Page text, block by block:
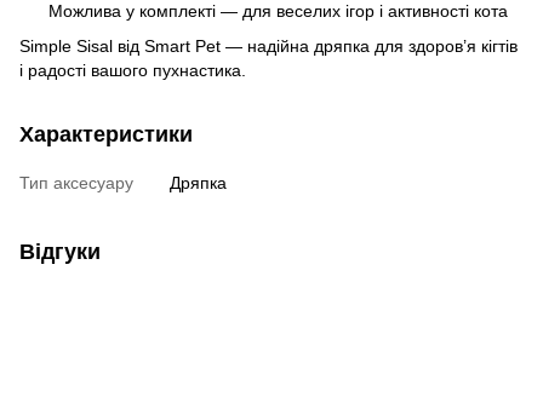
Можлива у комплекті — для веселих ігор і активності кота
Simple Sisal від Smart Pet — надійна дряпка для здоров’я кігтів
і радості вашого пухнастика.
Характеристики
Тип аксесуару Дряпка
Відгуки